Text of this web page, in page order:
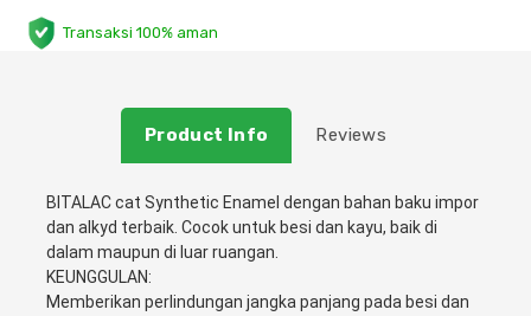
Peralatan & Perkakas
Konstruksi
Besi Profil & Baja
Transaksi 100% aman
Product Info Reviews
BITALAC cat Synthetic Enamel dengan bahan baku impor
dan alkyd terbaik. Cocok untuk besi dan kayu, baik di
dalam maupun di luar ruangan.
KEUNGGULAN:
Memberikan perlindungan jangka panjang pada besi dan